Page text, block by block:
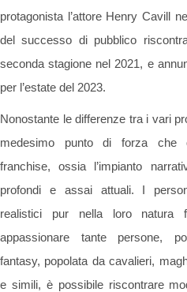
protagonista l’attore Henry Cavill
del successo di pubblico
seconda stagione nel 2021, e
per l’estate del 2023.
Nonostante le differenze tra i vari
medesimo punto di forza che
franchise, ossia l’impianto
profondi e assai attuali. I
realistici pur nella loro natura
appassionare tante persone,
fantasy, popolata da cavalieri,
e simili, è possibile riscontrare